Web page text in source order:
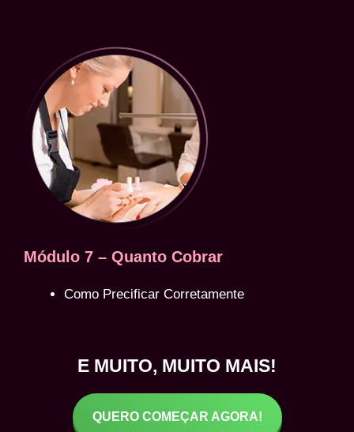
Módulo 7 – Quanto Cobrar
Como Precificar Corretamente
E MUITO, MUITO MAIS!
QUERO COMEÇAR AGORA!